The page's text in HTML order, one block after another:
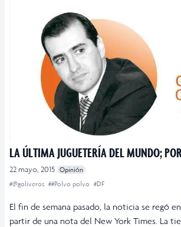
LA ÚLTIMA JUGUETERÍA DEL MUNDO;
22 mayo, 2015 Opinión
#@goliveros ##Polvo polvo #DF
El fin de semana pasado, la noticia se regó
partir de una nota del New York Times. La